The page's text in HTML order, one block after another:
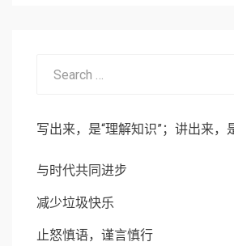
写出来，是“理解知识”；讲出来，
与时代共同进步
减少垃圾快乐
止怒慎语，谨言慎行